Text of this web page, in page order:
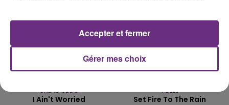
ONEREPUBLIC
I Ain't Worried
ADELE
Set Fire To The Rain
Gérer mes choix
Accepter et fermer